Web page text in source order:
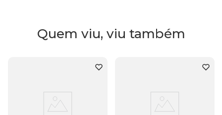
-Siga atentamente os passos descritos na bula do produto.
- Gestantes e lactantes devem consultar seu médico antes
- Indicamos que seja realizado o teste de toque e mecha
antes de fazer o procedimento.
Quem viu, viu também